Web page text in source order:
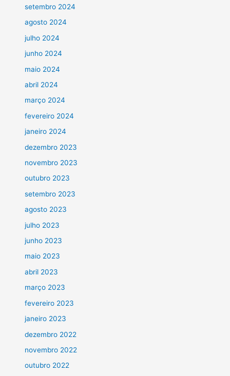
setembro 2024
agosto 2024
julho 2024
junho 2024
maio 2024
abril 2024
março 2024
fevereiro 2024
janeiro 2024
dezembro 2023
novembro 2023
outubro 2023
setembro 2023
agosto 2023
julho 2023
junho 2023
maio 2023
abril 2023
março 2023
fevereiro 2023
janeiro 2023
dezembro 2022
novembro 2022
outubro 2022